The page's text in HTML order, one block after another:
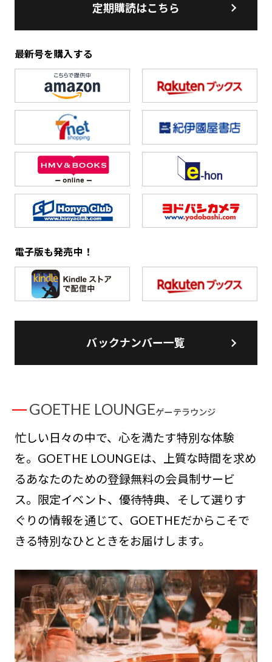
定期購読はこちら
最新号を購入する
電子版も発売中！
バックナンバー一覧
GOETHE LOUNGEゲーテラウンジ
忙しい日々の中で、心を満たす特別な体験
を。GOETHE LOUNGEは、上質な時間を求め
るあなたのための登録無料の会員制サービ
ス。限定イベント、優待特典、そして選りす
ぐりの情報を通じて、GOETHEだからこそで
きる特別なひとときをお届けします。